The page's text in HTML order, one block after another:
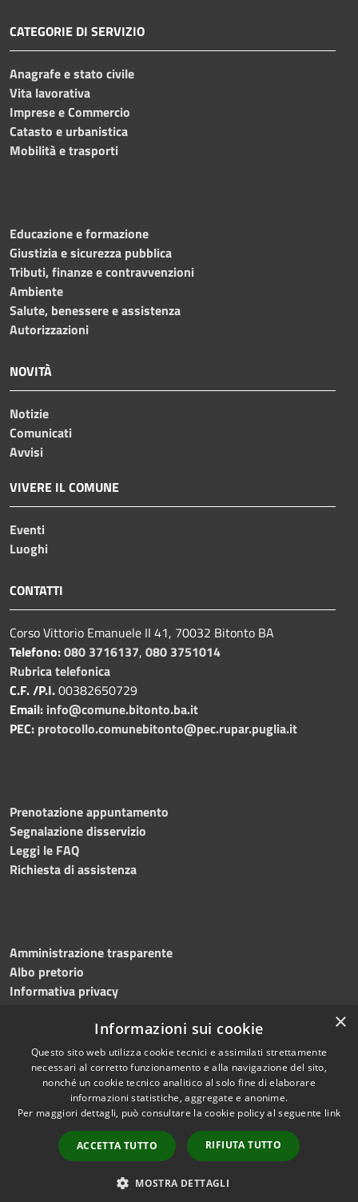
CATEGORIE DI SERVIZIO
Anagrafe e stato civile
Vita lavorativa
Imprese e Commercio
Catasto e urbanistica
Mobilità e trasporti
Educazione e formazione
Giustizia e sicurezza pubblica
Tributi, finanze e contravvenzioni
Ambiente
Salute, benessere e assistenza
Autorizzazioni
NOVITÀ
Notizie
Comunicati
Avvisi
VIVERE IL COMUNE
Eventi
Luoghi
CONTATTI
Corso Vittorio Emanuele II 41, 70032 Bitonto BA
Telefono:080 3716137, 080 3751014
Rubrica telefonica
C.F. /P.I.00382650729
Email: info@comune.bitonto.ba.it
PEC: protocollo.comunebitonto@pec.rupar.puglia.it
Prenotazione appuntamento
Segnalazione disservizio
Leggi le FAQ
Richiesta di assistenza
Amministrazione trasparente
Albo pretorio
Informativa privacy
Dichiarazione di accessibilità Meccanismo di feedback
RSS
Accessibilità
Copyright © 2026 • Comune di
Bitonto • Powered by
Municipium•
Accesso
redazione
×
Informazioni sui cookie
Questo sito web utilizza cookie tecnici e assimilati strettamente
necessari al corretto funzionamento e alla navigazione del sito,
nonché un cookie tecnico analitico al solo fine di elaborare
informazioni statistiche, aggregate e anonime.
Per maggiori dettagli, può consultare la cookie policy al seguente link
ACCETTA TUTTO RIFIUTA TUTTO
MOSTRA DETTAGLI